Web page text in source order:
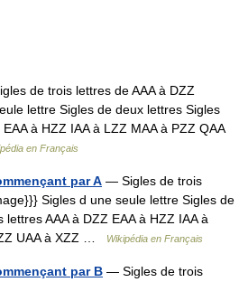
de trois lettres de AAA à DZZ
lettre Sigles de deux lettres Sigles
à HZZ IAA à LZZ MAA à PZZ QAA
en Français
par A — Sigles de trois
Sigles d une seule lettre Sigles de
AAA à DZZ EAA à HZZ IAA à
UAA à XZZ …
Wikipédia en Français
par B — Sigles de trois